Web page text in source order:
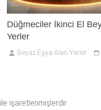
Düğmeciler İkinci El
Yerler
Beyaz Eşya Alan Yerler
ile işaretlenmişlerdir